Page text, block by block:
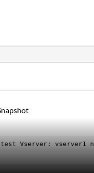
Vserver: